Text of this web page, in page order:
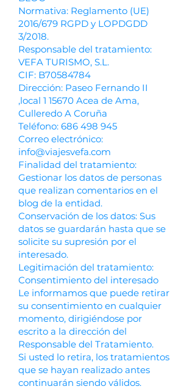
Normativa: Reglamento (UE)
2016/679 RGPD y LOPDGDD
3/2018.
Responsable del tratamiento:
VEFA TURISMO, S.L.
CIF: B70584784
Dirección: Paseo Fernando II
,local 1 15670 Acea de Ama,
Culleredo A Coruña
Teléfono: 686 498 945
Correo electrónico:
info@viajesvefa.com
Finalidad del tratamiento:
Gestionar los datos de personas
que realizan comentarios en el
blog de la entidad.
Conservación de los datos: Sus
datos se guardarán hasta que se
solicite su supresión por el
interesado.
Legitimación del tratamiento:
Consentimiento del interesado
Le informamos que puede retirar
su consentimiento en cualquier
momento, dirigiéndose por
escrito a la dirección del
Responsable del Tratamiento.
Si usted lo retira, los tratamientos
que se hayan realizado antes
continuarán siendo válidos.